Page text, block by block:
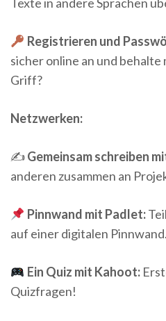
Registrieren und
sicher online an und
Griff?
Netzwerken:
✍️Gemeinsam schreiben
anderen zusammen an
Pinnwand mit Padlet:
auf einer digitalen Pinnwand.
Ein Quiz mit Kahoot:
Quizfragen!